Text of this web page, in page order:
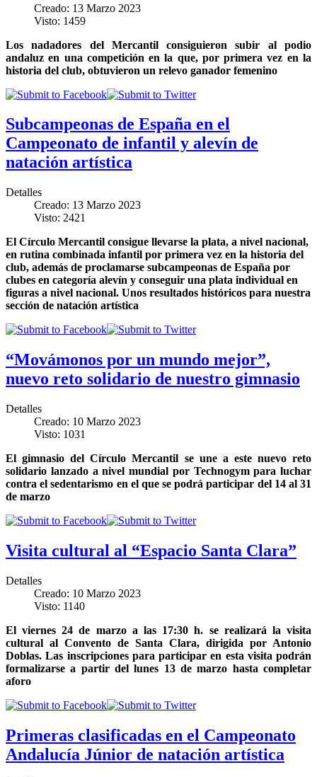
Creado: 13 Marzo 2023
Visto: 1459
Los nadadores del Mercantil consiguieron subir al podio
andaluz en una competición en la que, por primera vez en la
historia del club, obtuvieron un relevo ganador femenino
Subcampeonas de España en el
Campeonato de infantil y alevín de
natación artística
Detalles
Creado: 13 Marzo 2023
Visto: 2421
El Círculo Mercantil consigue llevarse la plata, a nivel nacional,
en rutina combinada infantil por primera vez en la historia del
club, además de proclamarse subcampeonas de España por
clubes en categoría alevín y conseguir una plata individual en
figuras a nivel nacional. Unos resultados históricos para nuestra
sección de natación artística
“Movámonos por un mundo mejor”,
nuevo reto solidario de nuestro gimnasio
Detalles
Creado: 10 Marzo 2023
Visto: 1031
El gimnasio del Círculo Mercantil se une a este nuevo reto
solidario lanzado a nivel mundial por Technogym para luchar
contra el sedentarismo en el que se podrá participar del 14 al 31
de marzo
Visita cultural al “Espacio Santa Clara”
Detalles
Creado: 10 Marzo 2023
Visto: 1140
El viernes 24 de marzo a las 17:30 h. se realizará la visita
cultural al Convento de Santa Clara, dirigida por Antonio
Doblas.Las inscripciones para participar en esta visita podrán
formalizarse a partir del lunes 13 de marzo hasta completar
aforo
Primeras clasificadas en el Campeonato
Andalucía Júnior de natación artística